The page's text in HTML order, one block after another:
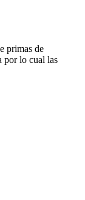
primas de
por lo cual las